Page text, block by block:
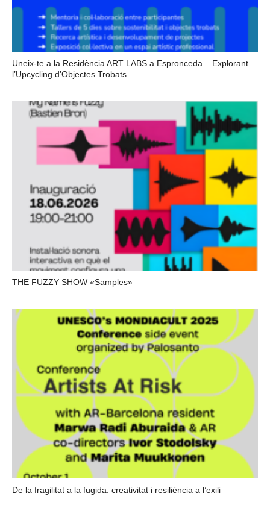
Uneix-te a la Residència ART LABS a Espronceda – Explorant
l’Upcycling d’Objectes Trobats
THE FUZZY SHOW «Samples»
De la fragilitat a la fugida: creativitat i resiliència a l’exili